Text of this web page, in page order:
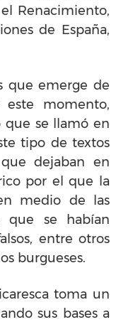
Renacimiento,
de España,
que emerge de
este momento,
se llamó en
tipo de textos
dejaban en
por el que la
medio de las
que se habían
entre otros
burgueses.
toma un
sus bases a